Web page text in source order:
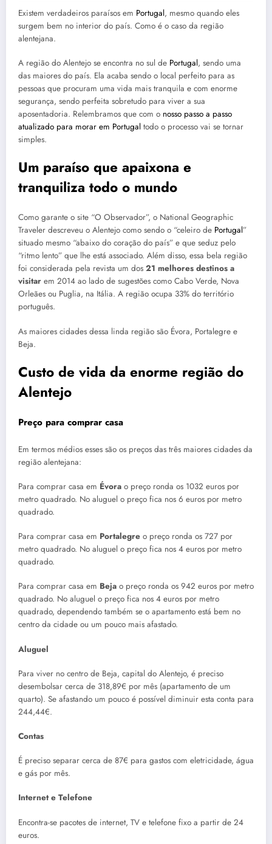
Existem verdadeiros paraísos em Portugal, mesmo quando eles
surgem bem no interior do país. Como é o caso da região
alentejana.
A região do Alentejo se encontra no sul de Portugal, sendo uma
das maiores do país. Ela acaba sendo o local perfeito para as
pessoas que procuram uma vida mais tranquila e com enorme
segurança, sendo perfeita sobretudo para viver a sua
aposentadoria. Relembramos que com o nosso passo a passo
atualizado para morar em Portugal todo o processo vai se tornar
simples.
Um paraíso que apaixona e
tranquiliza todo o mundo
Como garante o site “O Observador”, o National Geographic
Traveler descreveu o Alentejo como sendo o “celeiro de Portugal”
situado mesmo “abaixo do coração do país” e que seduz pelo
“ritmo lento” que lhe está associado. Além disso, essa bela região
foi considerada pela revista um dos 21 melhores destinos a
visitar em 2014 ao lado de sugestões como Cabo Verde, Nova
Orleães ou Puglia, na Itália. A região ocupa 33% do território
português.
As maiores cidades dessa linda região são Évora, Portalegre e
Beja.
Custo de vida da enorme região do
Alentejo
Preço para comprar casa
Em termos médios esses são os preços das três maiores cidades da
região alentejana:
Para comprar casa em Évora o preço ronda os 1032 euros por
metro quadrado. No aluguel o preço fica nos 6 euros por metro
quadrado.
Para comprar casa em Portalegre o preço ronda os 727 por
metro quadrado. No aluguel o preço fica nos 4 euros por metro
quadrado.
Para comprar casa em Beja o preço ronda os 942 euros por metro
quadrado. No aluguel o preço fica nos 4 euros por metro
quadrado, dependendo também se o apartamento está bem no
centro da cidade ou um pouco mais afastado.
Aluguel
Para viver no centro de Beja, capital do Alentejo, é preciso
desembolsar cerca de 318,89€ por mês (apartamento de um
quarto). Se afastando um pouco é possível diminuir esta conta para
244,44€.
Contas
É preciso separar cerca de 87€ para gastos com eletricidade, água
e gás por mês.
Internet e Telefone
Encontra-se pacotes de internet, TV e telefone fixo a partir de 24
euros.